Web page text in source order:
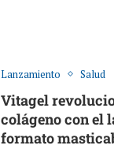
Lanzamiento Salud
Vitagel
colágeno con el
formato